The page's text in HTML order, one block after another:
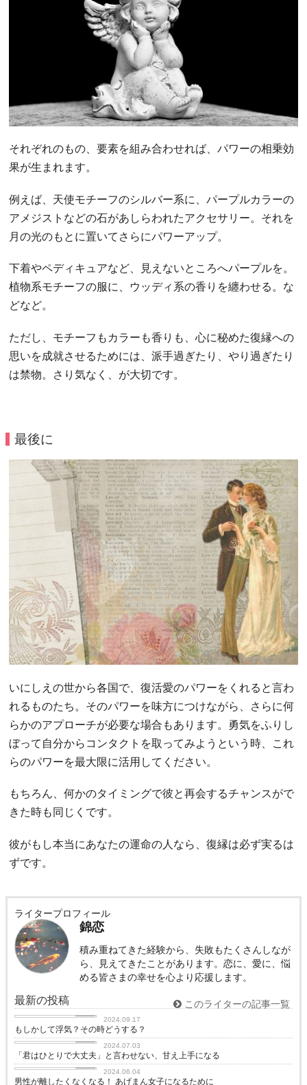
それぞれのもの、要素を組み合わせれば、パワーの相乗効
果が生まれます。
例えば、天使モチーフのシルバー系に、パープルカラーの
アメジストなどの石があしらわれたアクセサリー。それを
月の光のもとに置いてさらにパワーアップ。
下着やペディキュアなど、見えないところへパープルを。
植物系モチーフの服に、ウッディ系の香りを纏わせる。な
どなど。
ただし、モチーフもカラーも香りも、心に秘めた復縁への
思いを成就させるためには、派手過ぎたり、やり過ぎたり
は禁物。さり気なく、が大切です。
最後に
いにしえの世から各国で、復活愛のパワーをくれると言わ
れるものたち。そのパワーを味方につけながら、さらに何
らかのアプローチが必要な場合もあります。勇気をふりし
ぼって自分からコンタクトを取ってみようという時、これ
らのパワーを最大限に活用してください。
もちろん、何かのタイミングで彼と再会するチャンスがで
きた時も同じくです。
彼がもし本当にあなたの運命の人なら、復縁は必ず実るは
ずです。
ライタープロフィール
錦恋
積み重ねてきた経験から、失敗もたくさんしなが
ら、見えてきたことがあります。恋に、愛に、悩
める皆さまの幸せを心より応援します。
最新の投稿 このライターの記事一覧
2024.09.17
もしかして浮気？その時どうする？
love
2024.07.03
「君はひとりで大丈夫」と言わせない、甘え上手になる
love
2024.06.04
男性が離したくなくなる！ あげまん女子になるために